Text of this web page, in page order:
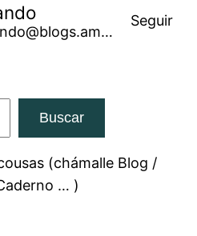
@ribadeando@blogs.amarinha.gal
Seguir
Buscar
(chámalle Blog /
… )